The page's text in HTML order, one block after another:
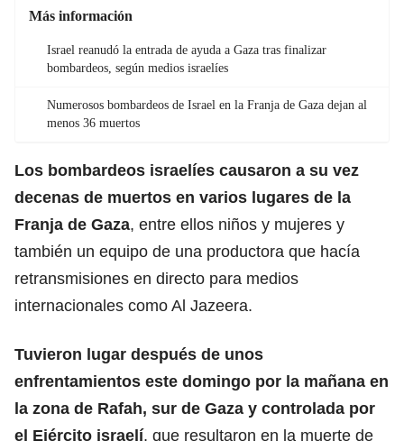
Más información
Israel reanudó la entrada de ayuda a Gaza tras finalizar
bombardeos, según medios israelíes
Numerosos bombardeos de Israel en la Franja de Gaza dejan al
menos 36 muertos
Los bombardeos israelíes causaron a su vez
decenas de muertos en varios lugares de la
Franja de Gaza, entre ellos niños y mujeres y
también un equipo de una productora que hacía
retransmisiones en directo para medios
internacionales como Al Jazeera.
Tuvieron lugar después de unos
enfrentamientos este domingo por la mañana en
la zona de Rafah, sur de Gaza y controlada por
el Ejército israelí, que resultaron en la muerte de